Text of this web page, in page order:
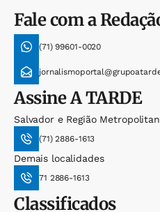
Fale com a
(71) 99601-0020
AssineA TARDE
Salvador e Região
(71) 2886-1613
Demais localidades
71 2886-1613
Classificados